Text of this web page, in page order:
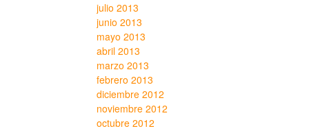
julio 2013
junio 2013
mayo 2013
abril 2013
marzo 2013
febrero 2013
diciembre 2012
noviembre 2012
octubre 2012